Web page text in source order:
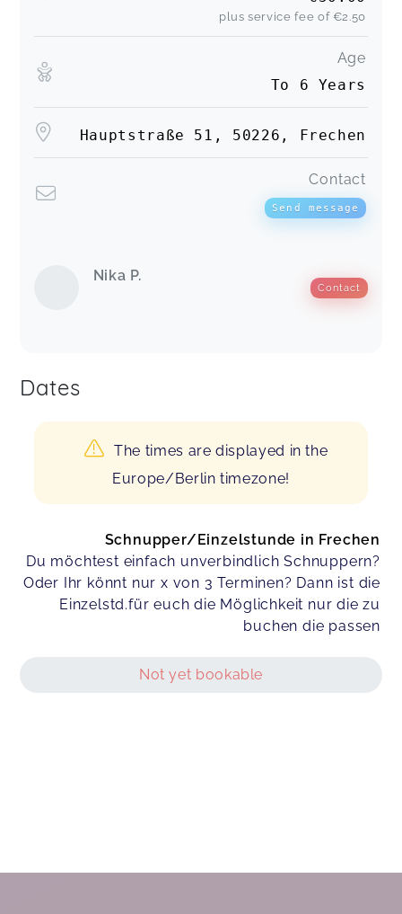
plus service fee of €2.50
Age
To 6 Years
Hauptstraße 51, 50226, Frechen
Contact
Send message
Nika P.
Contact
Dates
The times are displayed in the
Europe/Berlin timezone!
Schnupper/Einzelstunde in Frechen
Du möchtest einfach unverbindlich Schnuppern?
Oder Ihr könnt nur x von 3 Terminen? Dann ist die
Einzelstd.für euch die Möglichkeit nur die zu
buchen die passen
Not yet bookable